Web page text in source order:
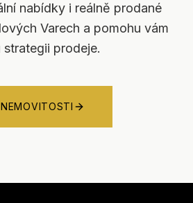
nabídky i reálně prodané
Varech a pomohu vám
prodeje.